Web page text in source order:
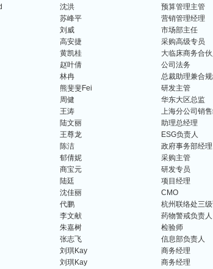
沈洪
预算管理主管
苏峰平
营销管理经理
刘威
市场部主任
高安捷
采购高级专员
黄凯桂
大临床商务合伙
赵叶倩
公司法务
林冉
总裁助理兼合
熊斐斐Fei
研发主管
周健
华东大区总监
王涛
上海分公司销
陆文丽
助理总经理
王尊龙
ESG负责人
陈洁
政府事务部经理
郁倩妮
采购主管
商宝元
研发专员
陆廷
项目经理
沈佳丽
CMO
代鹏
杭州联络处三
李文献
药物警戒负责人
朱嘉树
检验师
张志飞
信息部负责人
刘琪Kay
商务经理
刘琪Kay
商务经理